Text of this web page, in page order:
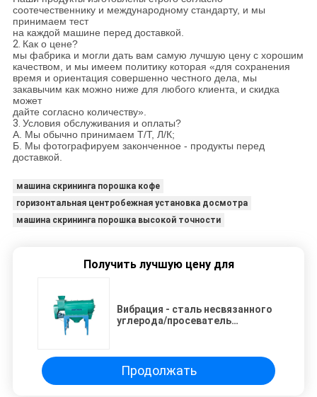
соотечественнику и международному стандарту, и мы
принимаем тест
на каждой машине перед доставкой.
2. Как о цене?
мы фабрика и могли дать вам самую лучшую цену с хорошим
качеством, и мы имеем политику которая «для сохранения
время и ориентация совершенно честного дела, мы
закавычим как можно ниже для любого клиента, и скидка
может
дайте согласно количеству».
3. Условия обслуживания и оплаты?
А. Мы обычно принимаем Т/Т, Л/К;
Б. Мы фотографируем законченное - продукты перед
доставкой.
машина скрининга порошка кофе
горизонтальная центробежная установка досмотра
машина скрининга порошка высокой точности
Получить лучшую цену для
Вибрация - сталь несвязанного
углерода/просеватель
Продолжать